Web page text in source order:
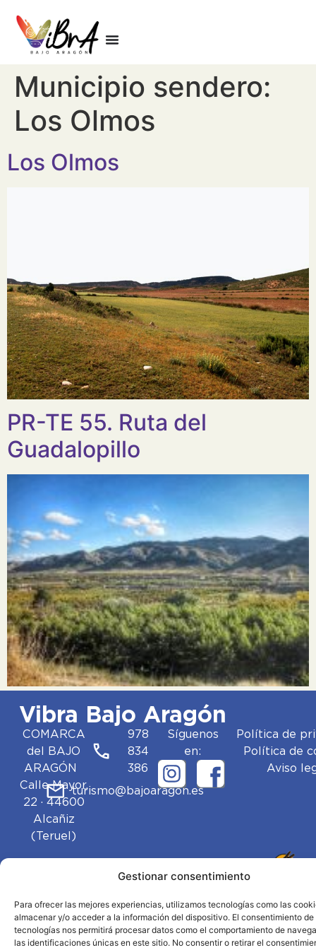
Gestionar consentimiento
Para ofrecer las mejores experiencias, utilizamos tecnologías como las
almacenar y/o acceder a la información del dispositivo. El consentimiento de
tecnologías nos permitirá procesar datos como el comportamiento de
las identificaciones únicas en este sitio. No consentir o retirar el
Municipio sendero:
Los Olmos
Los Olmos
PR-TE 55. Ruta del
Guadalopillo
Vibra Bajo Aragón
COMARCA
del BAJO
ARAGÓN
Calle Mayor,
22 · 44600
Alcañiz
(Teruel)
978
834
386
turismo@bajoaragon.es
Síguenos
en:
Política de
Política de
Aviso
© 2025 Vibra Bajo Aragón. Todos los derechos